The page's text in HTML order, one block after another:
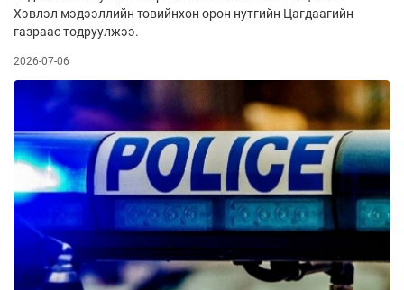
Хэвлэл мэдээллийн төвийнхөн орон нутгийн Цагдаагийн
газраас тодруулжээ.
2026-07-06